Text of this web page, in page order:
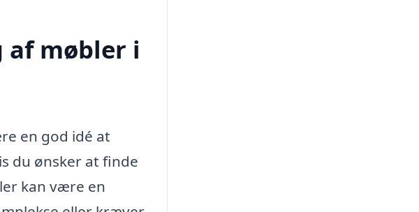
møbler i
en god idé at
du ønsker at finde
kan være en